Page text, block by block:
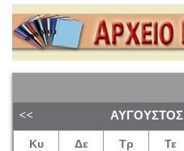
ΑΎΓΟΥΣΤΟΣ
Κυ Δε Τρ Τε